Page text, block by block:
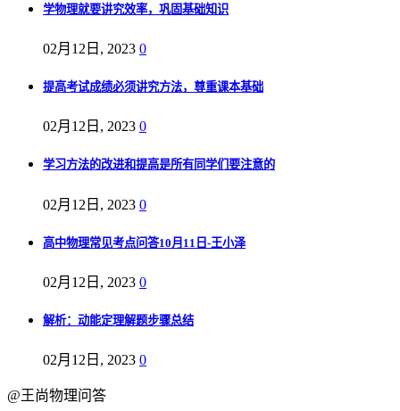
学物理就要讲究效率，巩固基础知识
02月12日, 2023 0
提高考试成绩必须讲究方法，尊重课本基础
02月12日, 2023 0
学习方法的改进和提高是所有同学们要注意的
02月12日, 2023 0
高中物理常见考点问答10月11日-王小泽
02月12日, 2023 0
解析：动能定理解题步骤总结
02月12日, 2023 0
@王尚物理问答